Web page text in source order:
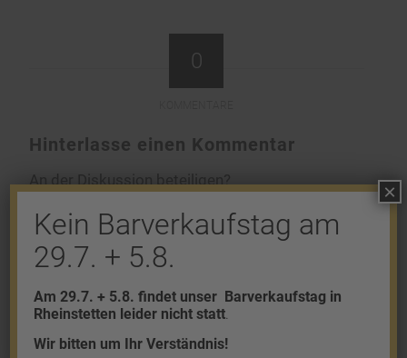
0
Hinterlasse einen Kommentar
An der Diskussion beteiligen?
Du musst angemeldet
sein, um einen
Kein Barverkaufstag am
29.7. + 5.8.
Am 29.7. + 5.8. findet unser Barverkaufstag in
Rheinstetten leider nicht statt.
Wir bitten um Ihr Verständnis!
×